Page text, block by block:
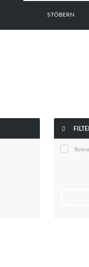
STÖBERN
